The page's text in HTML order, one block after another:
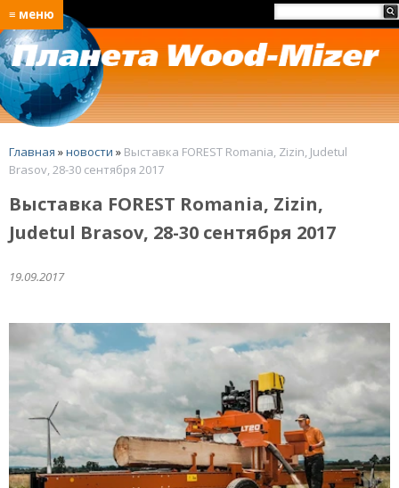
≡ меню
Главная »новости » Выставка FOREST Romania, Zizin, Judetul
Brasov, 28-30 сентября 2017
Выставка FOREST Romania, Zizin,
Judetul Brasov, 28-30 сентября 2017
19.09.2017